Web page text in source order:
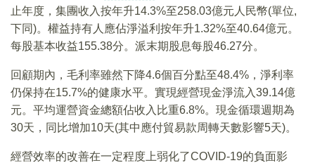
止年度，集團收入按年升14.3%至258.03億元人民幣(單位,
下同)。權益持有人應佔淨溢利按年升1.32%至40.64億元。
每股基本收益155.38分。派末期股息每股46.27分。
回顧期內，毛利率雖然下降4.6個百分點至48.4%，淨利率
仍保持在15.7%的健康水平。實現經營現金淨流入39.14億
元。平均運營資金總額佔收入比重6.8%。現金循環週期為
30天，同比增加10天(其中應付貿易款周轉天數影響5天)。
經營效率的改善在一定程度上弱化了COVID-19的負面影